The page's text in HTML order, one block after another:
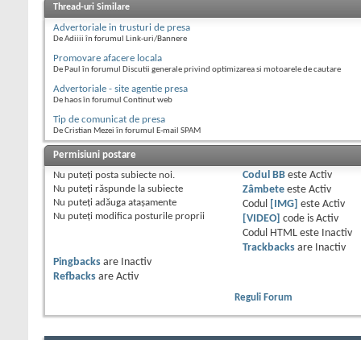
Thread-uri Similare
Advertoriale in trusturi de presa
De Adiiii în forumul Link-uri/Bannere
Promovare afacere locala
De Paul în forumul Discutii generale privind optimizarea si motoarele de cautare
Advertoriale - site agentie presa
De haos în forumul Continut web
Tip de comunicat de presa
De Cristian Mezei în forumul E-mail SPAM
Permisiuni postare
Nu puteţi posta subiecte noi.
Nu puteţi răspunde la subiecte
Nu puteţi adăuga ataşamente
Nu puteţi modifica posturile proprii
Codul BBeste Activ
Zâmbeteeste Activ
Codul
[IMG] este Activ
[VIDEO] code is Activ
Codul HTML este
Inactiv
Trackbacksare
Inactiv
Pingbacks are
Inactiv
Refbacks are Activ
Reguli Forum